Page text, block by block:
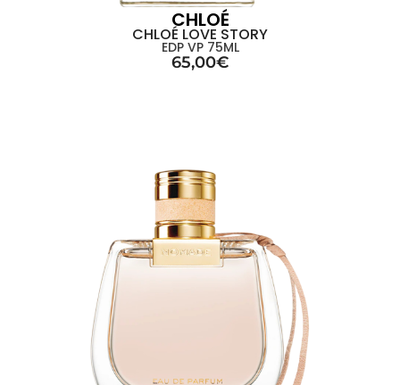
CHLOÉ
CHLOÉ LOVE STORY
EDP VP 75ML
65,00€